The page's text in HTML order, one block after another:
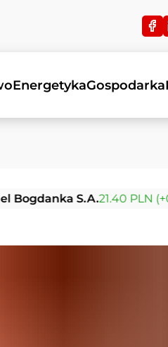
EnergetykaGospodarka
S.A.21.40 PLN (+0.15%)